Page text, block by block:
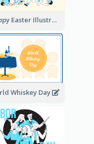
Happy Easter Illustration
Whiskey Day